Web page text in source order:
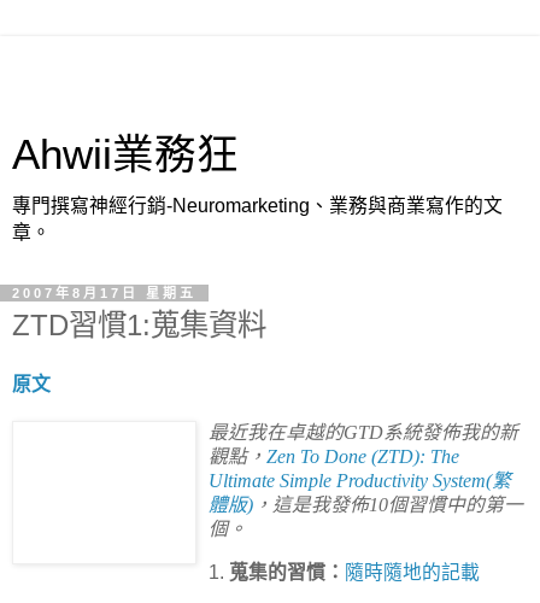
Ahwii業務狂
專門撰寫神經行銷-Neuromarketing、業務與商業寫作的文
章。
2007年8月17日 星期五
ZTD習慣1:蒐集資料
原文
最近我在卓越的GTD系統發佈我的新
觀點， Zen To Done (ZTD): The
Ultimate Simple Productivity System(繁
體版) ，這是我發佈10個習慣中的第一
個。
1. 蒐集的習慣： 隨時隨地的記載